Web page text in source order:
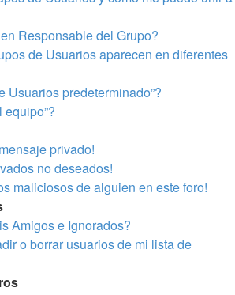
Responsable del Grupo?
de Usuarios aparecen en diferentes
Usuarios predeterminado”?
equipo”?
privado!
no deseados!
maliciosos de alguien en este foro!
Amigos e Ignorados?
o borrar usuarios de mi lista de